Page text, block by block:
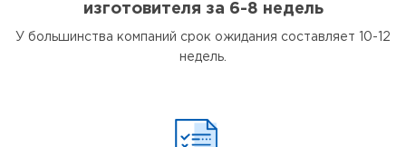
изготовителя за 6-8 недель
У большинства компаний срок ожидания составляет 10-12
недель.